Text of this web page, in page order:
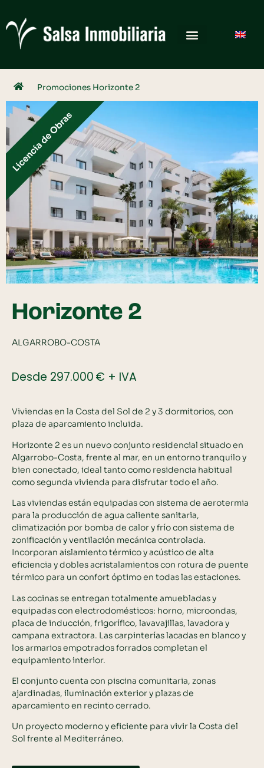
Promociones Horizonte 2
Horizonte 2
ALGARROBO-COSTA
Desde 297.000 € + IVA
Viviendas en la Costa del Sol de 2 y 3 dormitorios, con
plaza de aparcamiento incluida.
Horizonte 2 es un nuevo conjunto residencial situado en
Algarrobo-Costa, frente al mar, en un entorno tranquilo y
bien conectado, ideal tanto como residencia habitual
como segunda vivienda para disfrutar todo el año.
Las viviendas están equipadas con sistema de aerotermia
para la producción de agua caliente sanitaria,
climatización por bomba de calor y frío con sistema de
zonificación y ventilación mecánica controlada.
Incorporan aislamiento térmico y acústico de alta
eficiencia y dobles acristalamientos con rotura de puente
térmico para un confort óptimo en todas las estaciones.
Las cocinas se entregan totalmente amuebladas y
equipadas con electrodomésticos: horno, microondas,
placa de inducción, frigorífico, lavavajillas, lavadora y
campana extractora. Las carpinterías lacadas en blanco y
los armarios empotrados forrados completan el
equipamiento interior.
El conjunto cuenta con piscina comunitaria, zonas
ajardinadas, iluminación exterior y plazas de
aparcamiento en recinto cerrado.
Un proyecto moderno y eficiente para vivir la Costa del
Sol frente al Mediterráneo.